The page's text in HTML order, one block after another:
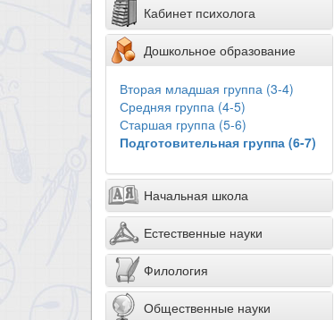
Кабинет психолога
Дошкольное образование
Вторая младшая группа (3-4)
Средняя группа (4-5)
Старшая группа (5-6)
Подготовительная группа (6-7)
Начальная школа
Естественные науки
Филология
Общественные науки